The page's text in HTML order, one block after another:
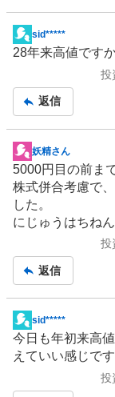
掲
示
事
sid*****
28年来高値です
投
返信
掲
示
板
記
事
妖精さん
5000円目の前ま
株式併合考慮で
した。
にじゅうはちね
投
返信
掲
示
板
sid*****
今日も年初来高
えていい感じです
投